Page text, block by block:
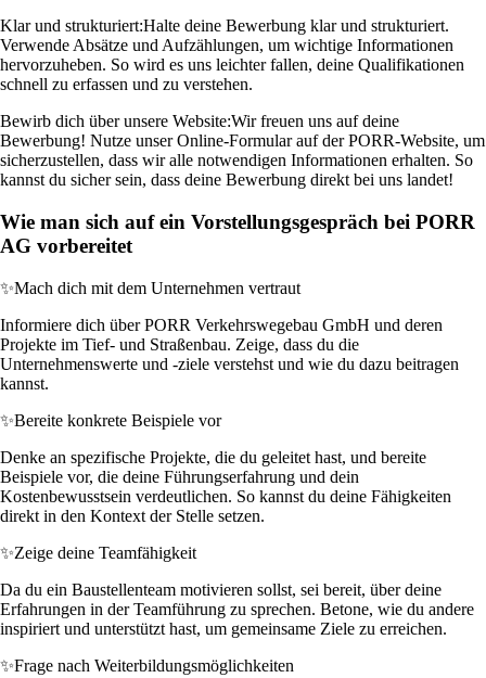
Klar und strukturiert:Halte deine Bewerbung klar und strukturiert.
Verwende Absätze und Aufzählungen, um wichtige Informationen
hervorzuheben. So wird es uns leichter fallen, deine Qualifikationen
schnell zu erfassen und zu verstehen.
Bewirb dich über unsere Website:Wir freuen uns auf deine
Bewerbung! Nutze unser Online-Formular auf der PORR-Website, um
sicherzustellen, dass wir alle notwendigen Informationen erhalten. So
kannst du sicher sein, dass deine Bewerbung direkt bei uns landet!
Wie man sich auf ein Vorstellungsgespräch bei PORR
AG vorbereitet
✨Mach dich mit dem Unternehmen vertraut
Informiere dich über PORR Verkehrswegebau GmbH und deren
Projekte im Tief- und Straßenbau. Zeige, dass du die
Unternehmenswerte und -ziele verstehst und wie du dazu beitragen
kannst.
✨Bereite konkrete Beispiele vor
Denke an spezifische Projekte, die du geleitet hast, und bereite
Beispiele vor, die deine Führungserfahrung und dein
Kostenbewusstsein verdeutlichen. So kannst du deine Fähigkeiten
direkt in den Kontext der Stelle setzen.
✨Zeige deine Teamfähigkeit
Da du ein Baustellenteam motivieren sollst, sei bereit, über deine
Erfahrungen in der Teamführung zu sprechen. Betone, wie du andere
inspiriert und unterstützt hast, um gemeinsame Ziele zu erreichen.
✨Frage nach Weiterbildungsmöglichkeiten